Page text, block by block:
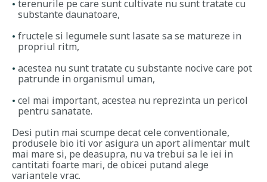
terenurile pe care sunt cultivate nu sunt tratate cu
substante daunatoare,
fructele si legumele sunt lasate sa se matureze in
propriul ritm,
acestea nu sunt tratate cu substante nocive care pot
patrunde in organismul uman,
cel mai important, acestea nu reprezinta un pericol
pentru sanatate.
Desi putin mai scumpe decat cele conventionale,
produsele bio iti vor asigura un aport alimentar mult
mai mare si, pe deasupra, nu va trebui sa le iei in
cantitati foarte mari, de obicei putand alege
variantele vrac.